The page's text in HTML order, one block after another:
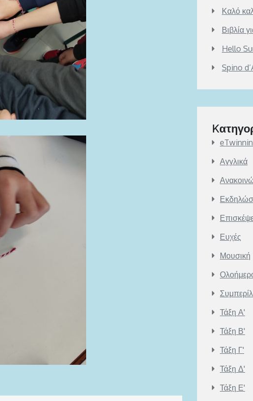
Καλό
Βιβλία
Hello
Spino
Αγγλικά
Ευχές
Μουσική
Τάξη Α'
Τάξη Β'
Τάξη Γ'
Τάξη Δ'
Τάξη Ε'